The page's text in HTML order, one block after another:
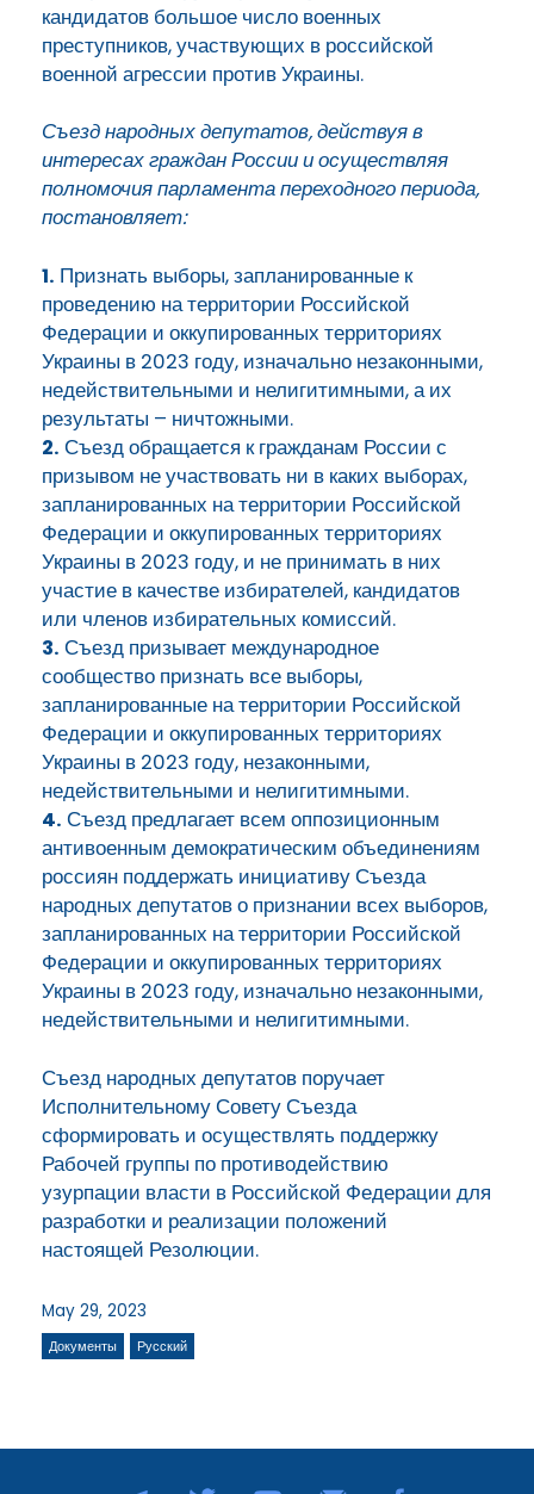
кандидатов большое число военных
преступников, участвующих в российской
военной агрессии против Украины.
Съезд народных депутатов, действуя в
интересах граждан России и осуществляя
полномочия парламента переходного периода,
постановляет:
1. Признать выборы, запланированные к
проведению на территории Российской
Федерации и оккупированных территориях
Украины в 2023 году, изначально незаконными,
недействительными и нелигитимными, а их
результаты – ничтожными.
2. Съезд обращается к гражданам России с
призывом не участвовать ни в каких выборах,
запланированных на территории Российской
Федерации и оккупированных территориях
Украины в 2023 году, и не принимать в них
участие в качестве избирателей, кандидатов
или членов избирательных комиссий.
3. Съезд призывает международное
сообщество признать все выборы,
запланированные на территории Российской
Федерации и оккупированных территориях
Украины в 2023 году, незаконными,
недействительными и нелигитимными.
4. Съезд предлагает всем оппозиционным
антивоенным демократическим объединениям
россиян поддержать инициативу Съезда
народных депутатов о признании всех выборов,
запланированных на территории Российской
Федерации и оккупированных территориях
Украины в 2023 году, изначально незаконными,
недействительными и нелигитимными.
Съезд народных депутатов поручает
Исполнительному Совету Съезда
сформировать и осуществлять поддержку
Рабочей группы по противодействию
узурпации власти в Российской Федерации для
разработки и реализации положений
настоящей Резолюции.
May 29, 2023
Документы Русский